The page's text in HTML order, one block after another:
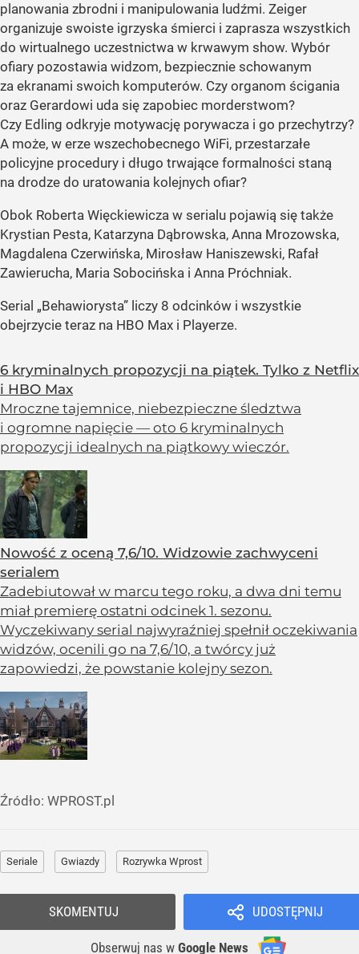
planowania zbrodni i manipulowania ludźmi. Zeiger
organizuje swoiste igrzyska śmierci i zaprasza wszystkich
do wirtualnego uczestnictwa w krwawym show. Wybór
ofiary pozostawia widzom, bezpiecznie schowanym
za ekranami swoich komputerów. Czy organom ścigania
oraz Gerardowi uda się zapobiec morderstwom?
Czy Edling odkryje motywację porywacza i go przechytrzy?
A może, w erze wszechobecnego WiFi, przestarzałe
policyjne procedury i długo trwające formalności staną
na drodze do uratowania kolejnych ofiar?
Obok Roberta Więckiewicza w serialu pojawią się także
Krystian Pesta, Katarzyna Dąbrowska, Anna Mrozowska,
Magdalena Czerwińska, Mirosław Haniszewski, Rafał
Zawierucha, Maria Sobocińska i Anna Próchniak.
Serial „Behawiorysta” liczy 8 odcinków i wszystkie
obejrzycie teraz na HBO Max i Playerze.
6 kryminalnych propozycji na piątek. Tylko z Netflix
i HBO Max
Mroczne tajemnice, niebezpieczne śledztwa
i ogromne napięcie — oto 6 kryminalnych
propozycji idealnych na piątkowy wieczór.
Nowość z oceną 7,6/10. Widzowie zachwyceni
serialem
Zadebiutował w marcu tego roku, a dwa dni temu
miał premierę ostatni odcinek 1. sezonu.
Wyczekiwany serial najwyraźniej spełnił oczekiwania
widzów, ocenili go na 7,6/10, a twórcy już
zapowiedzi, że powstanie kolejny sezon.
Źródło: WPROST.pl
Seriale Gwiazdy Rozrywka Wprost
UDOSTĘPNIJ
Obserwuj nas w Google News
SKOMENTUJ